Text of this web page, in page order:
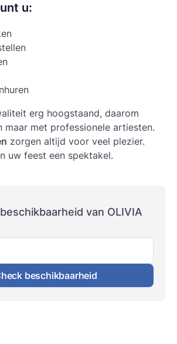
u:
erg hoogstaand, daarom
maar met professionele artiesten.
zorgen altijd voor veel plezier.
uw feest een spektakel.
van OLIVIA
beschikbaarheid